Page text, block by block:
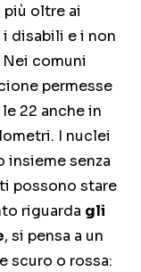
più oltre ai
disabili e i non
comuni
permesse
22 anche in
I nuclei
insieme senza
possono stare
riguarda gli
, si pensa a un
scuro o rossa: